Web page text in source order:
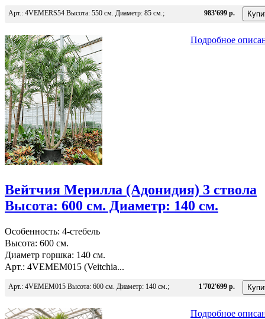
Арт.: 4VEMERS54 Высота: 550 см. Диаметр: 85 см.; 983'699 р.
Подробное
Вейтчия Мерилла (Адонидия) 3 ствола
Высота: 600 см. Диаметр: 140 см.
Особенность: 4-стебель
Высота: 600 см.
Диаметр горшка: 140 см.
Арт.: 4VEMEM015 (Veitchia...
Арт.: 4VEMEM015 Высота: 600 см. Диаметр: 140 см.; 1'702'699 р.
Подробное